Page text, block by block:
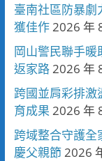
臺南社區防暴
獲佳作2026 年
岡山警民聯手
返家路2026 年
跨國並肩彩排
育成果 2026 年
跨域整合守護
慶父親節2026